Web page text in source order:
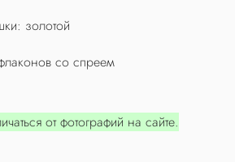
золотой
со спреем
от фотографий на сайте.